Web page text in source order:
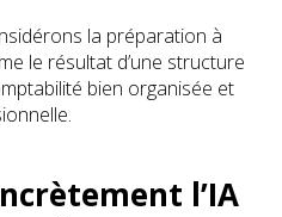
la préparation à
le résultat d’une structure
bien organisée et
l’IA